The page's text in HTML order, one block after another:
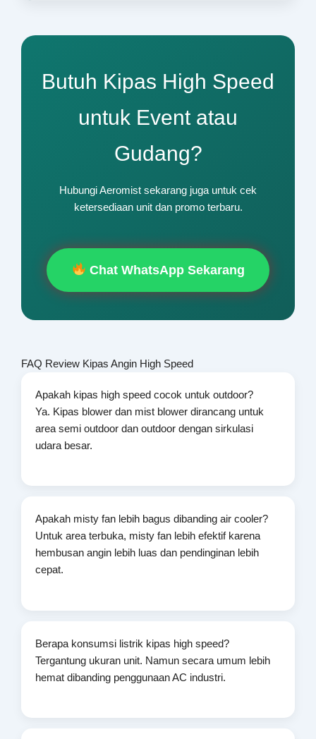
Butuh Kipas High Speed
untuk Event atau
Gudang?
Hubungi Aeromist sekarang juga untuk cek
ketersediaan unit dan promo terbaru.
Chat WhatsApp Sekarang
FAQ Review Kipas Angin High Speed
Apakah kipas high speed cocok untuk outdoor?
Ya. Kipas blower dan mist blower dirancang untuk
area semi outdoor dan outdoor dengan sirkulasi
udara besar.
Apakah misty fan lebih bagus dibanding air cooler?
Untuk area terbuka, misty fan lebih efektif karena
hembusan angin lebih luas dan pendinginan lebih
cepat.
Berapa konsumsi listrik kipas high speed?
Tergantung ukuran unit. Namun secara umum lebih
hemat dibanding penggunaan AC industri.